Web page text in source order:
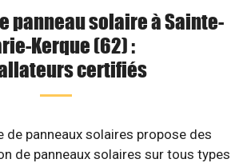
panneau solaire à Sainte-
Kerque (62) :
certifiés
de panneaux solaires propose des
de panneaux solaires sur tous types